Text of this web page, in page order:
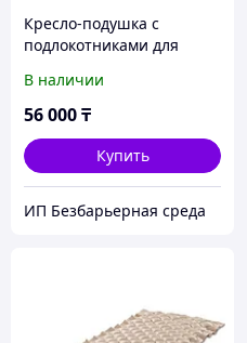
Кресло-подушка с
подлокотниками для
В наличии
56 000₸
Купить
ИП Безбарьерная среда